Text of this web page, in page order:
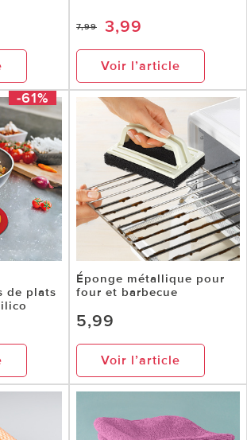
7,99 3,99
Voir l’article
-61%
de plats
Éponge métallique pour
four et barbecue
5,99
Voir l’article